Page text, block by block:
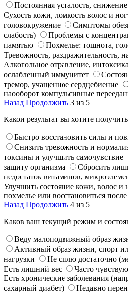
Постоянная усталость,
Сухость кожи, ломкость волос и
головокружение
Симптомы
слабость)
Проблемы с
памятью
Похмелье: тошнота,
Тревожность, раздражительность,
Алкогольное отравление,
ослабленный иммунитет
тремор, учащенное сердцебиение
наооборот компульсивные
Назад Продолжить 3 из 5
Какой результат вы хотите
Быстро восстановить силы и
Снизить тревожность и
токсины и улучшить самочувствие
защиту организма
Сбросить
недостаток витаминов,
Улучшить состояние кожи, волос и
похмелье или восстановиться после
Назад Продолжить 4 из 5
Каков ваш текущий режим и
Веду малоподвижный образ
Активный образ жизни, спорт
нагрузки
Не сплю достаточно
Есть лишний вес
Часто
Есть хронические заболевания
сахарный диабет)
Недавно